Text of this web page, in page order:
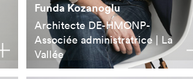
Funda Kozanoglu
Architecte DE-HMONP-
Associée administratrice | La
Vallée